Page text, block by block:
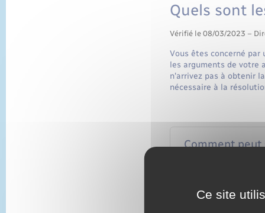
Quels sont
Vérifié le 08/03/2023 –
Vous êtes concerné par
les arguments de votre
n'arrivez pas à obtenir
nécessaire à la
Comment peut
Quels types
Ce site